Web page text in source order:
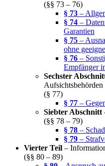
(§§ 73 – 76)
§ 73 –
§ 74 –
Garantien
§ 75 –
ohne
§ 76 –
Empfänger
Sechster
Aufsichtsbehörden
(§ 77)
§ 77 –
Siebter Abschnitt
(§§ 78 – 79)
§ 78 –
§ 79 –
Vierter Teil –
(§§ 80 – 89)